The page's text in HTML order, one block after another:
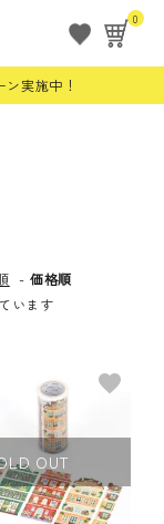
0
実施中！
- 価格順
います
OUT
favorite